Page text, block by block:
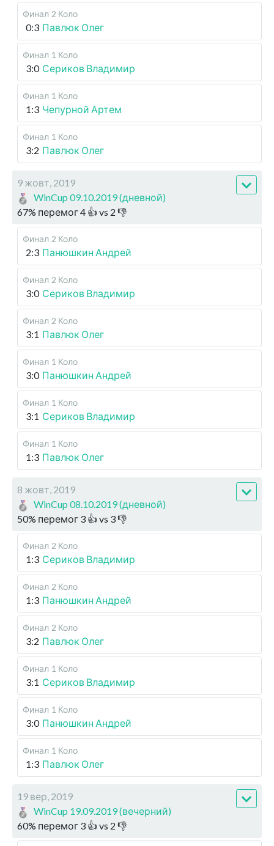
Финал 2 Коло
0:3 Павлюк Олег
Финал 1 Коло
3:0 Сериков Владимир
Финал 1 Коло
1:3 Чепурной Артем
Финал 1 Коло
3:2 Павлюк Олег
9 жовт, 2019
WinCup 09.10.2019 (дневной)
67% перемог4 👍 vs 2 👎
Финал 2 Коло
2:3 Панюшкин Андрей
Финал 2 Коло
3:0 Сериков Владимир
Финал 2 Коло
3:1 Павлюк Олег
Финал 1 Коло
3:0 Панюшкин Андрей
Финал 1 Коло
3:1 Сериков Владимир
Финал 1 Коло
1:3 Павлюк Олег
8 жовт, 2019
WinCup 08.10.2019 (дневной)
50% перемог 3 👍 vs 3👎
Финал 2 Коло
1:3 Сериков Владимир
Финал 2 Коло
1:3 Панюшкин Андрей
Финал 2 Коло
3:2 Павлюк Олег
Финал 1 Коло
3:1 Сериков Владимир
Финал 1 Коло
3:0 Панюшкин Андрей
Финал 1 Коло
1:3 Павлюк Олег
19 вер, 2019
WinCup 19.09.2019 (вечерний)
60% перемог 3 👍 vs 2 👎